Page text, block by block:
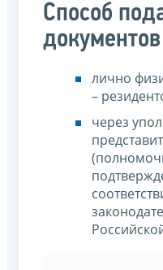
Способ
документов
лично
–
через